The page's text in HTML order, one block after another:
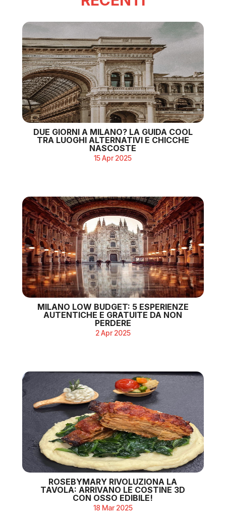
DUE GIORNI A MILANO? LA GUIDA COOL
TRA LUOGHI ALTERNATIVI E CHICCHE
NASCOSTE
15 Apr 2025
MILANO LOW BUDGET: 5 ESPERIENZE
AUTENTICHE E GRATUITE DA NON
PERDERE
2 Apr 2025
ROSEBYMARY RIVOLUZIONA LA
TAVOLA: ARRIVANO LE COSTINE 3D
CON OSSO EDIBILE!
18 Mar 2025